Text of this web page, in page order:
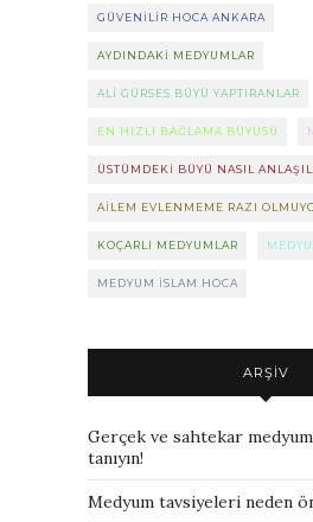
GÜVENILIR HOCA ANKARA
AYDINDAKI MEDYUMLAR
ALI GÜRSES BÜYÜ YAPTIRANLAR
EN HIZLI BAĞLAMA BÜYÜSÜ
ÜSTÜMDEKI BÜYÜ NASIL
AILEM EVLENMEME RAZI
KOÇARLI MEDYUMLAR
MEDYUM ISLAM HOCA
ARŞIV
Gerçek ve sahtekar
tanıyın!
Medyum tavsiyeleri neden